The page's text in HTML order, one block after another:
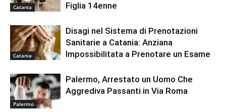
Catania
Figlia 14enne
Catania
Disagi nel Sistema di Prenotazioni
Sanitarie a Catania: Anziana
Impossibilitata a Prenotare un Esame
Palermo
Palermo, Arrestato un Uomo Che
Aggrediva Passanti in Via Roma